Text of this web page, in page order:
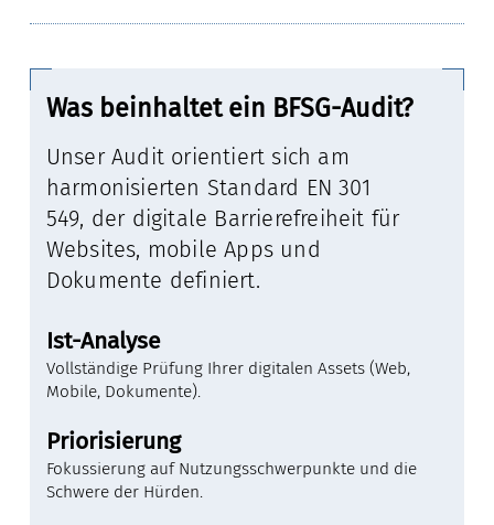
Was beinhaltet ein BFSG-Audit?
Unser Audit orientiert sich am
harmonisierten Standard EN 301
549, der digitale Barrierefreiheit für
Websites, mobile Apps und
Dokumente definiert.
Ist-Analyse
Vollständige Prüfung Ihrer digitalen Assets (Web,
Mobile, Dokumente).
Priorisierung
Fokussierung auf Nutzungsschwerpunkte und die
Schwere der Hürden.